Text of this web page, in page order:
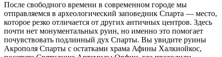
После свободного времени в современном городе мы
отправляемся в археологический заповедник Спарта — место,
которое резко отличается от других античных центров. Здесь
почти нет монументальных руин, но именно это помогает
почувствовать подлинный дух Спарты. Вы увидите руины
Акрополя Спарты с остатками храма Афины Халкиойкос,